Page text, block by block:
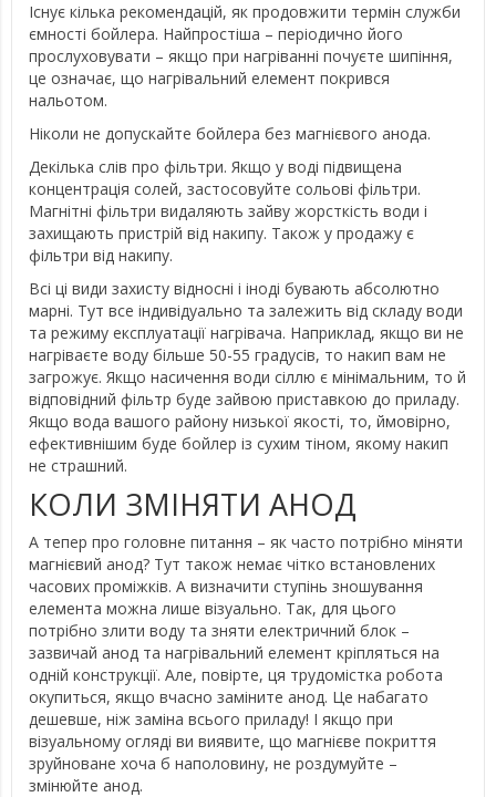
Існує кілька рекомендацій, як продовжити термін служби
ємності бойлера. Найпростіша – періодично його
прослуховувати – якщо при нагріванні почуєте шипіння,
це означає, що нагрівальний елемент покрився
нальотом.
Ніколи не допускайте бойлера без магнієвого анода.
Декілька слів про фільтри. Якщо у воді підвищена
концентрація солей, застосовуйте сольові фільтри.
Магнітні фільтри видаляють зайву жорсткість води і
захищають пристрій від накипу. Також у продажу є
фільтри від накипу.
Всі ці види захисту відносні і іноді бувають абсолютно
марні. Тут все індивідуально та залежить від складу води
та режиму експлуатації нагрівача. Наприклад, якщо ви не
нагріваєте воду більше 50-55 градусів, то накип вам не
загрожує. Якщо насичення води сіллю є мінімальним, то й
відповідний фільтр буде зайвою приставкою до приладу.
Якщо вода вашого району низької якості, то, ймовірно,
ефективнішим буде бойлер із сухим тіном, якому накип
не страшний.
КОЛИ ЗМІНЯТИ АНОД
А тепер про головне питання – як часто потрібно міняти
магнієвий анод? Тут також немає чітко встановлених
часових проміжків. А визначити ступінь зношування
елемента можна лише візуально. Так, для цього
потрібно злити воду та зняти електричний блок –
зазвичай анод та нагрівальний елемент кріпляться на
одній конструкції. Але, повірте, ця трудомістка робота
окупиться, якщо вчасно заміните анод. Це набагато
дешевше, ніж заміна всього приладу! І якщо при
візуальному огляді ви виявите, що магнієве покриття
зруйноване хоча б наполовину, не роздумуйте –
змінюйте анод.